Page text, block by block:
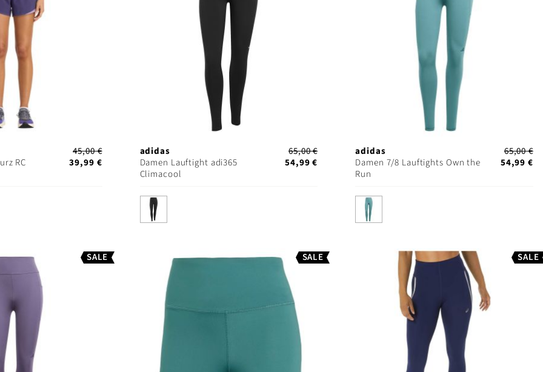
RC
45,00 €
39,99 €
adidas
Damen Lauftight adi365
Climacool
65,00 €
54,99 €
adidas
Damen 7/8 Lauftights Own the
Run
65,00 €
54,99 €
SALE SALE SALE